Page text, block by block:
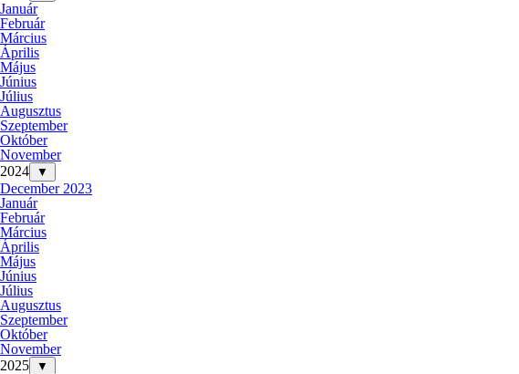
Január
Február
Március
Április
Május
Június
Július
Augusztus
Szeptember
Október
November
2024
▼
December 2023
Január
Február
Március
Április
Május
Június
Július
Augusztus
Szeptember
Október
November
2025
▼